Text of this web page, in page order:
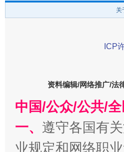
关
ICP
资料编辑/网络推广/法
中国/公众/公共/
一、 遵守各国有
业规定和网络职